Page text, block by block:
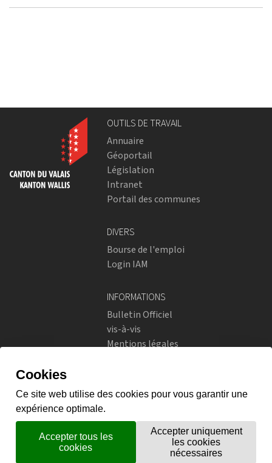
OUTILS DE TRAVAIL
Annuaire
Géoportail
Législation
Intranet
Portail des communes
DIVERS
Bourse de l'emploi
Login IAM
INFORMATIONS
Bulletin Officiel
vis-à-vis
Mentions légales
Instagram
flickr